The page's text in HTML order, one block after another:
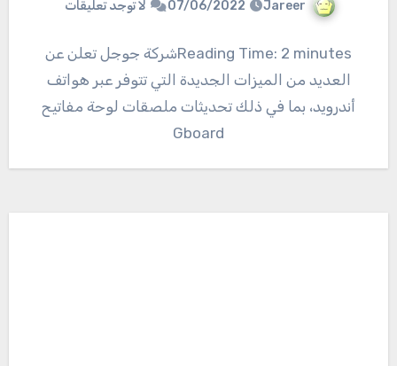
Jareer
07/06/2022 لا توجد تعليقات
Reading Time: 2 minutesشركة جوجل تعلن عن
العديد من الميزات الجديدة التي تتوفر عبر هواتف
أندرويد، بما في ذلك تحديثات ملصقات لوحة مفاتيح
Gboard